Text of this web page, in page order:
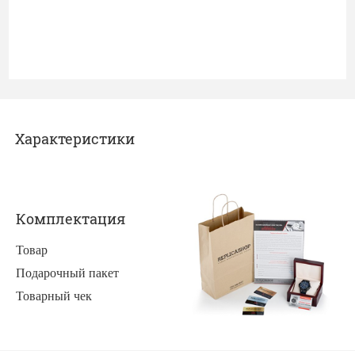
Характеристики
Комплектация
Товар
Подарочный пакет
Товарный чек